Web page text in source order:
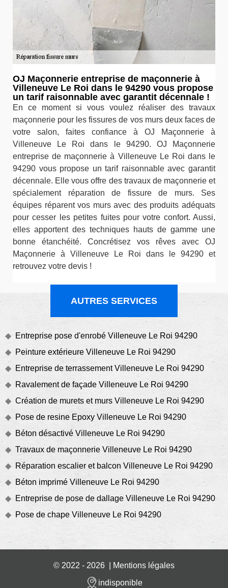
OJ Maçonnerie entreprise de maçonnerie à
Villeneuve Le Roi dans le 94290 vous propose
un tarif raisonnable avec garantit décennale !
En ce moment si vous voulez réaliser des travaux
maçonnerie pour les fissures de vos murs deux faces de
votre salon, faites confiance à OJ Maçonnerie à
Villeneuve Le Roi dans le 94290. OJ Maçonnerie
entreprise de maçonnerie à Villeneuve Le Roi dans le
94290 vous propose un tarif raisonnable avec garantit
décennale. Elle vous offre des travaux de maçonnerie et
spécialement réparation de fissure de murs. Ses
équipes réparent vos murs avec des produits adéquats
pour cesser les petites fuites pour votre confort. Aussi,
elles apportent des techniques hauts de gamme une
bonne étanchéité. Concrétisez vos rêves avec OJ
Maçonnerie à Villeneuve Le Roi dans le 94290 et
retrouvez votre devis !
AUTRES SERVICES
Entreprise pose d'enrobé Villeneuve Le Roi 94290
Peinture extérieure Villeneuve Le Roi 94290
Entreprise de terrassement Villeneuve Le Roi 94290
Ravalement de façade Villeneuve Le Roi 94290
Création de murets et murs Villeneuve Le Roi 94290
Pose de resine Epoxy Villeneuve Le Roi 94290
Béton désactivé Villeneuve Le Roi 94290
Travaux de maçonnerie Villeneuve Le Roi 94290
Réparation escalier et balcon Villeneuve Le Roi 94290
Béton imprimé Villeneuve Le Roi 94290
Entreprise de pose de dallage Villeneuve Le Roi 94290
Pose de chape Villeneuve Le Roi 94290
© 2022 - 2026 | Mentions légales
indisponible